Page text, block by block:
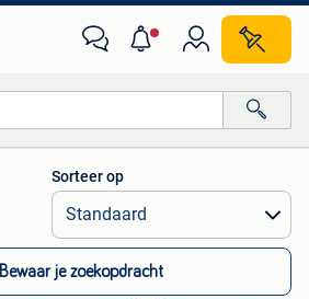
Alle afstanden…
Sorteer op
Bewaar je zoekopdracht